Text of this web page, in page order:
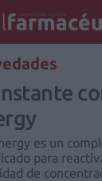
REGÍSTRATE
es un
para
de